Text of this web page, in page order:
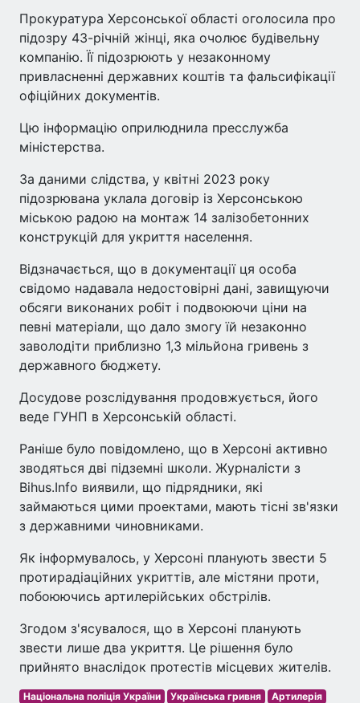
Прокуратура Херсонської області оголосила про
підозру 43-річній жінці, яка очолює будівельну
компанію. Її підозрюють у незаконному
привласненні державних коштів та фальсифікації
офіційних документів.
Цю інформацію оприлюднила пресслужба
міністерства.
За даними слідства, у квітні 2023 року
підозрювана уклала договір із Херсонською
міською радою на монтаж 14 залізобетонних
конструкцій для укриття населення.
Відзначається, що в документації ця особа
свідомо надавала недостовірні дані, завищуючи
обсяги виконаних робіт і подвоюючи ціни на
певні матеріали, що дало змогу їй незаконно
заволодіти приблизно 1,3 мільйона гривень з
державного бюджету.
Досудове розслідування продовжується, його
веде ГУНП в Херсонській області.
Раніше було повідомлено, що в Херсоні активно
зводяться дві підземні школи. Журналісти з
Bihus.Info виявили, що підрядники, які
займаються цими проектами, мають тісні зв'язки
з державними чиновниками.
Як інформувалось, у Херсоні планують звести 5
протирадіаційних укриттів, але містяни проти,
побоюючись артилерійських обстрілів.
Згодом з'ясувалося, що в Херсоні планують
звести лише два укриття. Це рішення було
прийнято внаслідок протестів місцевих жителів.
Національна поліція України Українська гривня
Артилерія